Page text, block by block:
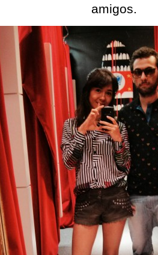
amigos.